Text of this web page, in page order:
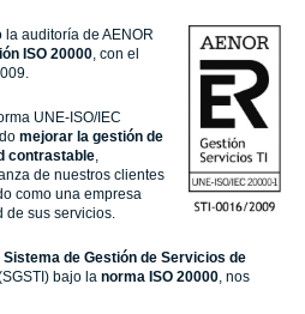
auditoría de AENOR
ISO 20000, con el
UNE-ISO/IEC
mejorar la gestión de
contrastable,
de nuestros clientes
como una empresa
de sus servicios.
Sistema de Gestión de Servicios de
bajo la norma ISO 20000, nos